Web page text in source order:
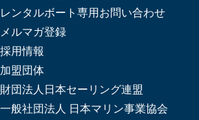
レンタルボート専用お問い合わせ
メルマガ登録
採用情報
加盟団体
財団法人日本セーリング連盟
一般社団法人 日本マリン事業協会